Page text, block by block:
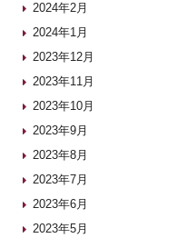
2024年2月
2024年1月
2023年12月
2023年11月
2023年10月
2023年9月
2023年8月
2023年7月
2023年6月
2023年5月